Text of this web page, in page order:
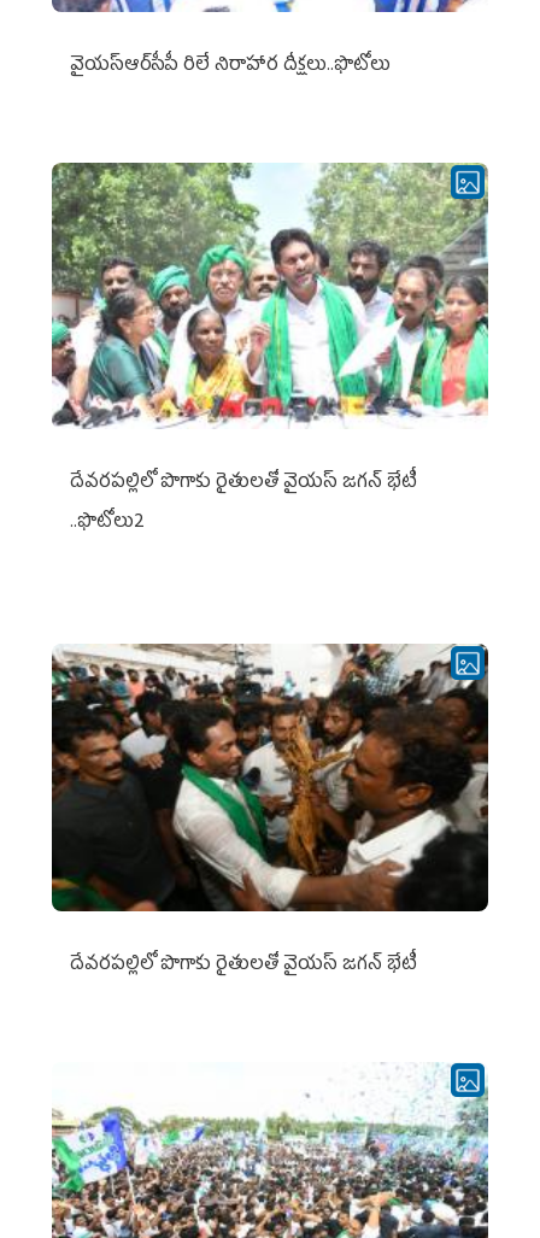
వైయ‌స్ఆర్‌సీపీ రిలే నిరాహార దీక్షలు..ఫొటోలు
దేవరపల్లిలో పొగాకు రైతులతో వైయస్ జగన్ భేటీ
..ఫొటోలు2
దేవరపల్లిలో పొగాకు రైతులతో వైయస్ జగన్ భేటీ